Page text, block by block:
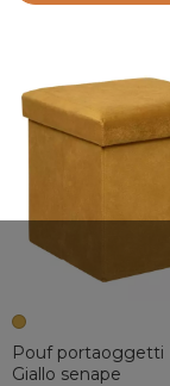
Pouf portaoggetti
Giallo senape